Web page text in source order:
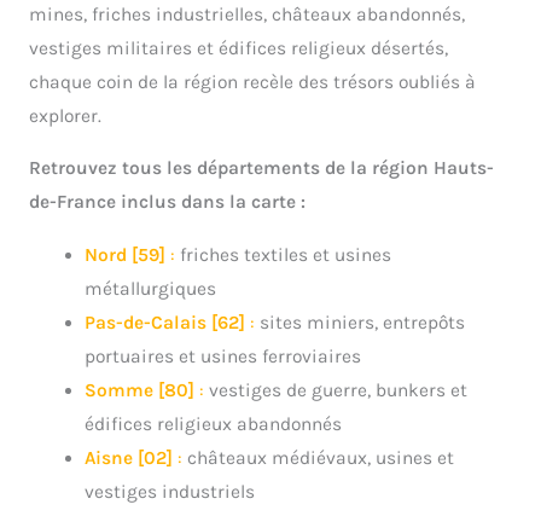
mines, friches industrielles, châteaux abandonnés,
vestiges militaires et édifices religieux désertés,
chaque coin de la région recèle des trésors oubliés à
explorer.
Retrouvez tous les départements de la région Hauts-
de-France inclus dans la carte :
Nord [59] : friches textiles et usines
métallurgiques
Pas-de-Calais [62] : sites miniers, entrepôts
portuaires et usines ferroviaires
Somme [80] : vestiges de guerre, bunkers et
édifices religieux abandonnés
Aisne [02] : châteaux médiévaux, usines et
vestiges industriels